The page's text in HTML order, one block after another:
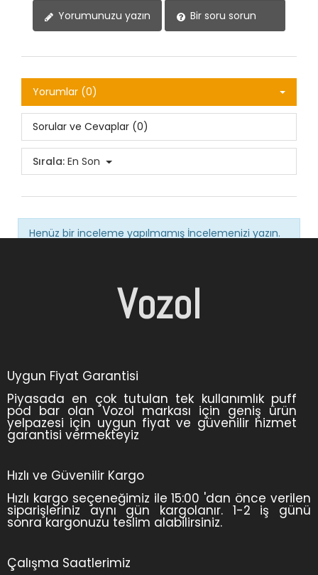
Yorumunuzu yazın Bir soru sorun
Yorumlar (0)
Sorular ve Cevaplar (0)
Sırala: En Son
Henüz bir inceleme yapılmamış İncelemenizi yazın.
Vozol
Uygun Fiyat Garantisi
Piyasada en çok tutulan tek kullanımlık puff
pod bar olan Vozol markası için geniş ürün
yelpazesi için uygun fiyat ve güvenilir hizmet
garantisi vermekteyiz
Hızlı ve Güvenilir Kargo
Hızlı kargo seçeneğimiz ile 15:00 'dan önce verilen
siparişleriniz aynı gün kargolanır. 1-2 iş günü
sonra kargonuzu teslim alabilirsiniz.
Çalışma Saatlerimiz